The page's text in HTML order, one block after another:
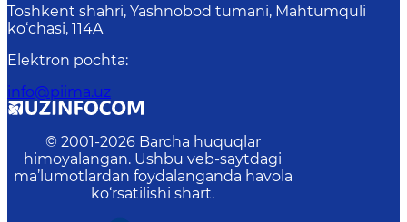
Toshkent shahri, Yashnobod tumani, Mahtumquli
ko‘chasi, 114A
Elektron pochta:
info@piima.uz
© 2001-2026 Barcha huquqlar
himoyalangan. Ushbu veb-saytdagi
ma’lumotlardan foydalanganda havola
ko‘rsatilishi shart.